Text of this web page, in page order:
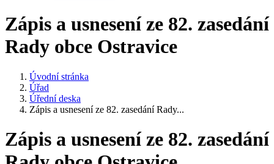
Zápis a usnesení ze 82. zasedání
Rady obce Ostravice
Úvodní stránka
Úřad
Úřední deska
Zápis a usnesení ze 82. zasedání Rady...
Zápis a usnesení ze 82. zasedání